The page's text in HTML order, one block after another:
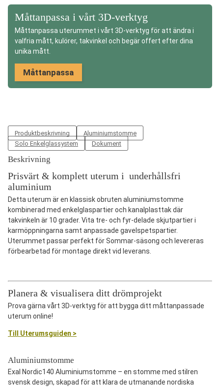
Måttanpassa i vårt 3D-verktyg
Måttanpassa uterummet i vårt 3D-verktyg för att ändra i
valfria mått, kulörer, takvinkel och begär offert efter dina
unika mått.
Måttanpassa
Produktbeskrivning
Aluminiumstomme
Solo Enkelglassystem
Dokument
Beskrivning
Prisvärt & komplett uterum i underhållsfri
aluminium
Detta uterum är en klassisk obruten aluminiumstomme
kombinerad med enkelglaspartier och kanalplasttak där
takvinkeln är 10 grader. Vita tre- och fyr-delade skjutpartier i
karmöppningarna samt anpassade gavelspetspartier.
Uterummet passar perfekt för Sommar-säsong och levereras
förbearbetad för montage direkt vid leverans.
Planera & visualisera ditt drömprojekt
Prova gärna vårt 3D-verktyg för att bygga ditt måttanpassade
uterum online!
Till Uterumsguiden >
Aluminiumstomme
Exal Nordic140 Aluminiumstomme – en stomme med stilren
svensk design, skapad för att klara de utmanande nordiska